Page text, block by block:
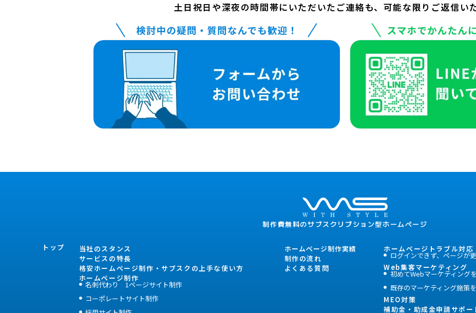
土日祝日や深夜の時間帯にいただいたご連絡も、可能な限りご返信いた
制作費無料のサブスクリプション型ホームページ
トップ
当社のスタンス
サービスの特長
格安ホームぺージ制作・サブスクの上手な使い方
ホームページ制作
名刺代わり 1ページサイト制作
コーポレートサイト制作
ホームページ制作実績
制作の流れ
よくある質問
ホームぺージトラブル対応
ログインできず、ページが
Web集客マーケティング
初めてWebマーケティング
既存のマーケティング施策
MEO対策
補助金・助成金申請サポー